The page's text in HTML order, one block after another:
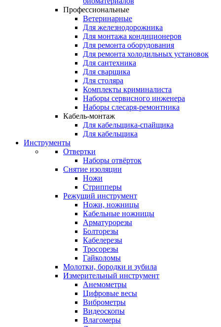
Профессиональные
Ветеринарные
Для железнодорожника
Для монтажа кондиционеров
Для ремонта оборудования
Для ремонта холодильных установок
Для сантехника
Для сварщика
Для столяра
Комплекты криминалиста
Наборы сервисного инженера
Наборы слесаря-ремонтника
Кабель-монтаж
Для кабельщика-спайщика
Для кабельщика
Инструменты
Отвертки
Наборы отвёрток
Снятие изоляции
Ножи
Стрипперы
Режущий инструмент
Ножи, ножницы
Кабельные ножницы
Арматурорезы
Болторезы
Кабелерезы
Тросорезы
Гайколомы
Молотки, бородки и зубила
Измерительный инструмент
Анемометры
Цифровые весы
Виброметры
Видеоскопы
Влагомеры